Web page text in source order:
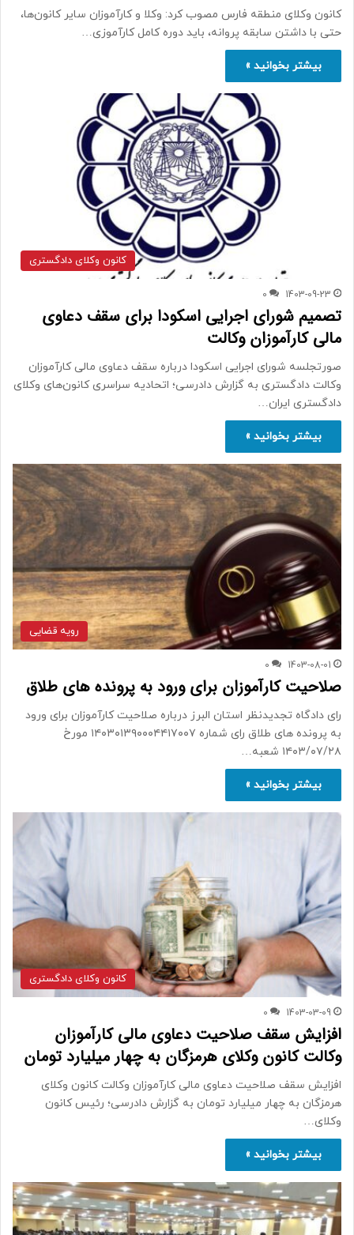
کانون وکلای منطقه فارس مصوب کرد: وکلا و کارآموزان سایر کانون‌ها،
حتی با داشتن سابقه پروانه، باید دوره کامل کارآموزی…
بیشتر بخوانید »
کانون وکلای دادگستری
1403-09-23
0
تصمیم شورای اجرایی اسکودا برای سقف دعاوی
مالی کارآموزان وکالت
صورتجلسه شورای اجرایی اسکودا درباره سقف دعاوی مالی کارآموزان
وکالت دادگستری به گزارش دادرسی؛ اتحادیه سراسری کانون‌های وکلای
دادگستری ایران…
بیشتر بخوانید »
رویه قضایی
1403-08-01
0
صلاحیت کارآموزان برای ورود به پرونده های طلاق
رای دادگاه تجدیدنظر استان البرز درباره صلاحیت کارآموزان برای ورود
به پرونده های طلاق رای شماره ۱۴۰۳۰۱۳۹۰۰۰۴۴۱۷۰۰۷ مورخ
۱۴۰۳/۰۷/۲۸ شعبه…
بیشتر بخوانید »
کانون وکلای دادگستری
1403-03-09
0
افزایش سقف صلاحیت دعاوی مالی کارآموزان
وکالت کانون وکلای هرمزگان به چهار میلیارد تومان
افزایش سقف صلاحیت دعاوی مالی کارآموزان وکالت کانون وکلای
هرمزگان به چهار میلیارد تومان به گزارش دادرسی؛ رئیس کانون
وکلای…
بیشتر بخوانید »